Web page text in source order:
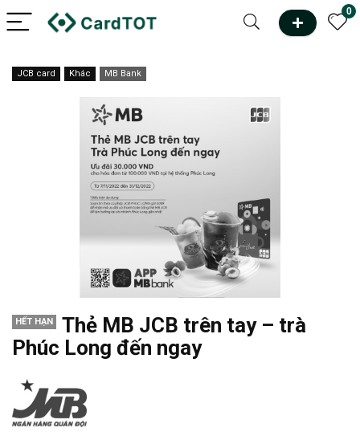
0
JCB card Khác MB Bank
HẾT HẠN
Thẻ MB JCB trên tay – trà
Phúc Long đến ngay